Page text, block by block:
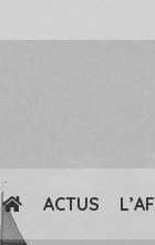
ACTUS